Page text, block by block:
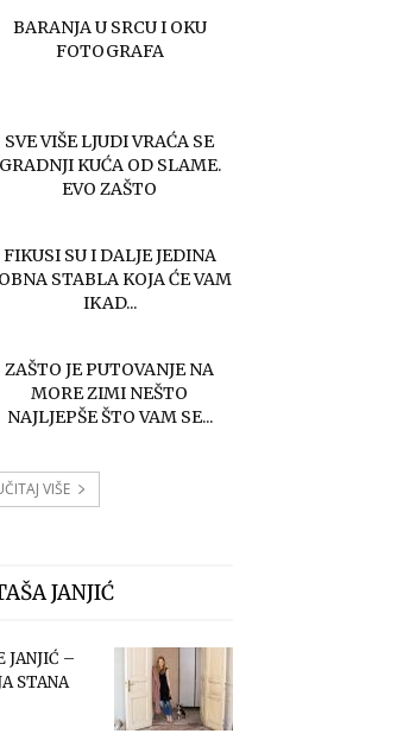
BARANJA U SRCU I OKU
FOTOGRAFA
SVE VIŠE LJUDI VRAĆA SE
GRADNJI KUĆA OD SLAME.
EVO ZAŠTO
FIKUSI SU I DALJE JEDINA
STABLA KOJA ĆE VAM
IKAD...
ZAŠTO JE PUTOVANJE NA
MORE ZIMI NEŠTO
NAJLJEPŠE ŠTO VAM SE...
VIŠE
JANJIĆ
JANJIĆ –
STANA